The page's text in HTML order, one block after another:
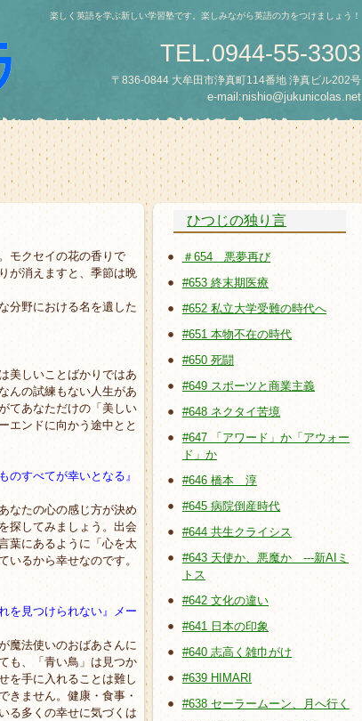
楽しく英語を学ぶ新しい学習塾です。楽しみながら英語の力をつけましょう！
TEL.0944-55-3303
〒836-0844 大牟田市浄真町114番地 浄真ビル202号
e-mail:nishio@jukunicolas.net
モクセイの花の香りで
が消えますと、季節は晩
分野における名を遺した
美しいことばかりではあ
んの試練もない人生があ
てあなただけの「美しい
エンドに向かう途中とと
のすべてが幸いとなる』
なたの心の感じ方が決め
探してみましょう。出会
葉にあるように「心を太
るから幸せなのです。
を 見つけられない』メー
魔法使いのおばあさんに
も、「青い鳥」は見つか
を手に入れることは難し
きません。健康・食事・
る多くの幸せに気づくは
ひつじの独り言
＃654 悪夢再び
#653 終末期医療
#652 私立大学受難の時代へ
#651 本物不在の時代
#650 死闘
#649 スポーツと商業主義
#648 ネクタイ苦境
#647 「アワード」か「アウォー
ド」か
#646 橋本 淳
#645 病院倒産時代
#644 共生クライシス
#643 天使か、悪魔か ---新AIミ
トス
#642 文化の違い
#641 日本の印象
#640 志高く雑巾がけ
#639 HIMARI
#638 セーラームーン、月へ行く